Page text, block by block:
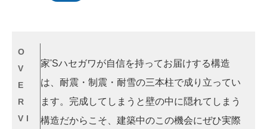
O
V
E
R
VI
家'Sハセガワが自信を持ってお届けする構造
は、耐震・制震・耐雪の三本柱で成り立ってい
ます。完成してしまうと壁の中に隠れてしまう
構造だからこそ、建築中のこの機会にぜひ実際